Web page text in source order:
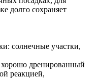
долго сохраняет
солнечные участки,
хорошо дренированный
реакцией,